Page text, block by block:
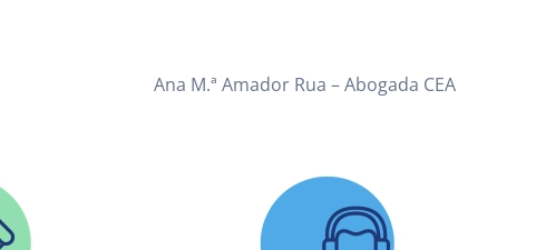
Ana M.ª Amador Rua – Abogada CEA